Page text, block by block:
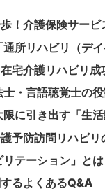
！介護保険サー
通所リハビリ（デ
宅介護リハビリ
・言語聴覚士の
に引き出す「生
予防訪問リハビリ
リテーション」とは
るよくあるQ&A